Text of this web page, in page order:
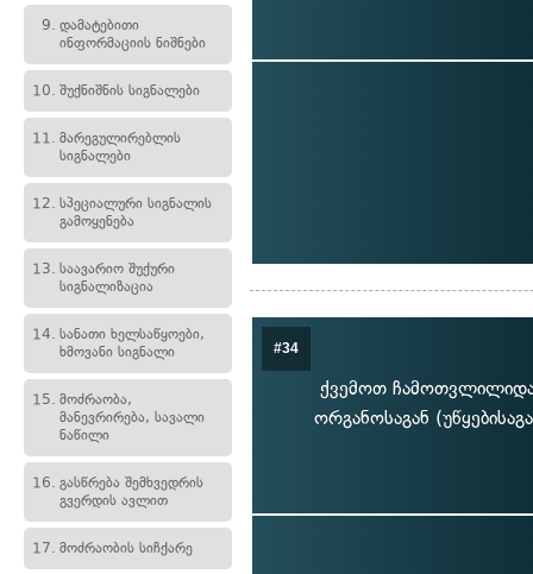
9. დამატებითი
ინფორმაციის ნიშნები
10. შუქნიშნის სიგნალები
11. მარეგულირებლის
სიგნალები
12. სპეციალური სიგნალის
გამოყენება
13. საავარიო შუქური
სიგნალიზაცია
14. სანათი ხელსაწყოები,
ხმოვანი სიგნალი
15. მოძრაობა,
მანევრირება, სავალი
ნაწილი
16. გასწრება შემხვედრის
გვერდის ავლით
17. მოძრაობის სიჩქარე
#34
ქვემოთ
ორგანოსაგან